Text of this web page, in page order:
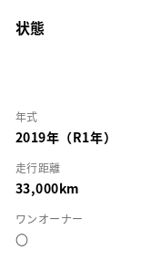
状態
年式
2019年（R1年）
走行距離
33,000km
ワンオーナー
○